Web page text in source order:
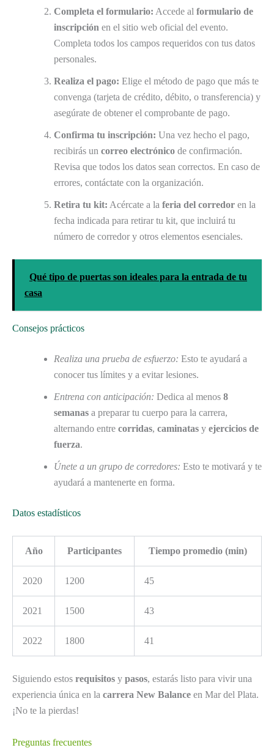
Completa el formulario: Accede al formulario de
inscripción en el sitio web oficial del evento.
Completa todos los campos requeridos con tus datos
personales.
Realiza el pago: Elige el método de pago que más te
convenga (tarjeta de crédito, débito, o transferencia) y
asegúrate de obtener el comprobante de pago.
Confirma tu inscripción: Una vez hecho el pago,
recibirás un correo electrónico de confirmación.
Revisa que todos los datos sean correctos. En caso de
errores, contáctate con la organización.
Retira tu kit: Acércate a la feria del corredor en la
fecha indicada para retirar tu kit, que incluirá tu
número de corredor y otros elementos esenciales.
Qué tipo de puertas son ideales para la entrada de tu
casa
Consejos prácticos
Realiza una prueba de esfuerzo: Esto te ayudará a
conocer tus límites y a evitar lesiones.
Entrena con anticipación: Dedica al menos 8
semanas a preparar tu cuerpo para la carrera,
alternando entre corridas, caminatas y ejercicios de
fuerza.
Únete a un grupo de corredores: Esto te motivará y te
ayudará a mantenerte en forma.
Datos estadísticos
Año Participantes Tiempo promedio (min)
2020 1200 45
2021 1500 43
2022 1800 41
Siguiendo estos requisitos y pasos, estarás listo para vivir una
experiencia única en la carrera New Balance en Mar del Plata.
¡No te la pierdas!
Preguntas frecuentes